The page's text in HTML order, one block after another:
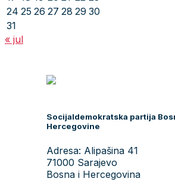
24 25 26 27 28 29 30
31
« jul
Socijaldemokratska partija
Hercegovine
Adresa: Alipašina 41
71000 Sarajevo
Bosna i Hercegovina